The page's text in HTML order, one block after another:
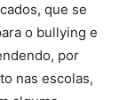
que se
o bullying e
por
nas escolas,